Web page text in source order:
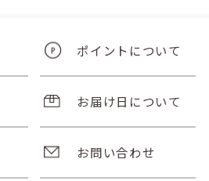
ポイントについて
お届け日について
お問い合わせ